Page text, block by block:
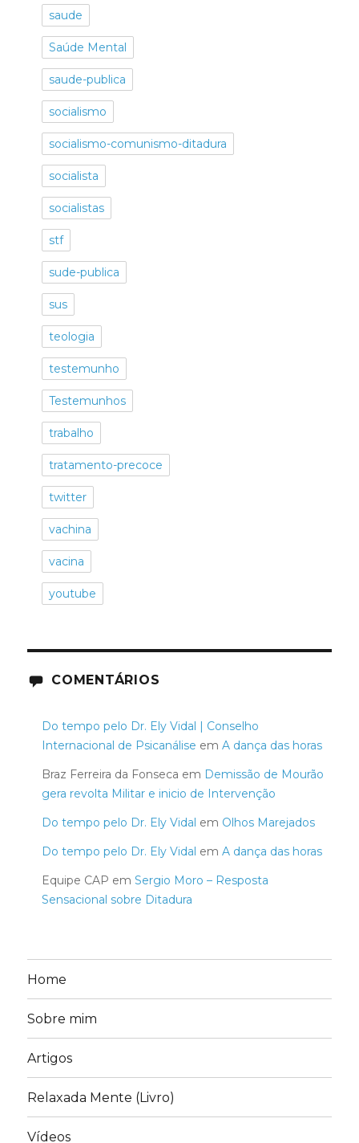
saude
Saúde Mental
saude-publica
socialismo
socialismo-comunismo-ditadura
socialista
socialistas
stf
sude-publica
sus
teologia
testemunho
Testemunhos
trabalho
tratamento-precoce
twitter
vachina
vacina
youtube
COMENTÁRIOS
Do tempo pelo Dr. Ely Vidal | Conselho
Internacional de Psicanálise em A dança das horas
Braz Ferreira da Fonseca em Demissão de Mourão
gera revolta Militar e inicio de Intervenção
Do tempo pelo Dr. Ely Vidal em Olhos Marejados
Do tempo pelo Dr. Ely Vidal em A dança das horas
Equipe CAP em Sergio Moro – Resposta
Sensacional sobre Ditadura
Home
Sobre mim
Artigos
Relaxada Mente (Livro)
Vídeos